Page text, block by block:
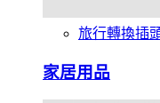
旅行轉換插
家居用品